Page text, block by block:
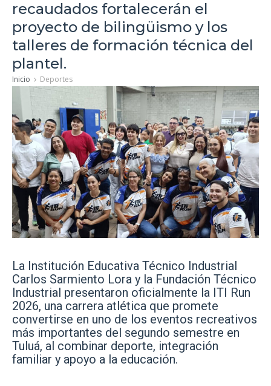
recaudados fortalecerán el
proyecto de bilingüismo y los
talleres de formación técnica del
plantel.
Inicio Deportes
La Institución Educativa Técnico Industrial
Carlos Sarmiento Lora y la Fundación Técnico
Industrial presentaron oficialmente la ITI Run
2026, una carrera atlética que promete
convertirse en uno de los eventos recreativos
más importantes del segundo semestre en
Tuluá, al combinar deporte, integración
familiar y apoyo a la educación.